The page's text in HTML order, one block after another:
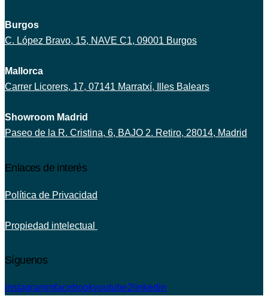
Burgos
C. López Bravo, 15, NAVE C1, 09001 Burgos
Mallorca
Carrer Licorers, 17, 07141 Marratxí, Illes Balears
Showroom Madrid
Paseo de la R. Cristina, 6, BAJO 2. Retiro, 28014, Madrid
Enlaces de interés
Política de Privacidad
Propiedad intelectual
Síguenos
instagrammfacebookyoutube2 linkedin